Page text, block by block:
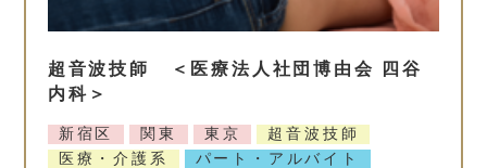
超音波技師 ＜医療法人社団博由会 四谷
内科＞
新宿区 関東 東京
超音波技師
医療・介護系
パート・アルバイト